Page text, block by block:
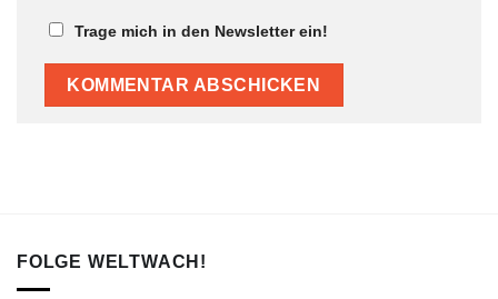
Trage mich in den Newsletter ein!
FOLGE WELTWACH!